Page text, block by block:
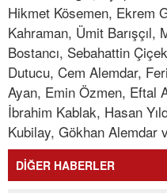
Hikmet Kösemen, Ekrem
Kahraman, Ümit Barışçıl,
Bostancı, Sebahattin
Dutucu, Cem Alemdar,
Ayan, Emin Özmen, Eftal
İbrahim Kablak, Hasan
Kubilay, Gökhan Alemdar
DİĞER HABERLER